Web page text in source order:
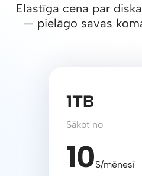
Elastīga cena par
— pielāgo savas
1TB
Sākot no
10$/mēnesī